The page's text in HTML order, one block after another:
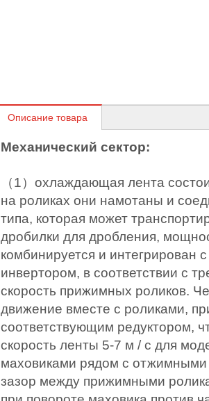
Описание товара
Механический сектор:
（1） охлаждающая лента
на роликах они намотаны и
типа, которая может
дробилки для дробления,
комбинируется и интегрирован
инвертором, в соответствии с
скорость прижимных роликов.
движение вместе с роликами,
соответствующим редуктором,
скорость ленты 5-7 м / с для
маховиками рядом с отжимными
зазор между прижимными